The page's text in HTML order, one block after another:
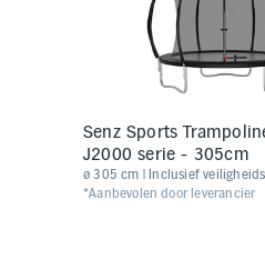
Senz Sports
J2000 serie - 305cm
ø 305 cm | Inclusief
*Aanbevolen door leverancier